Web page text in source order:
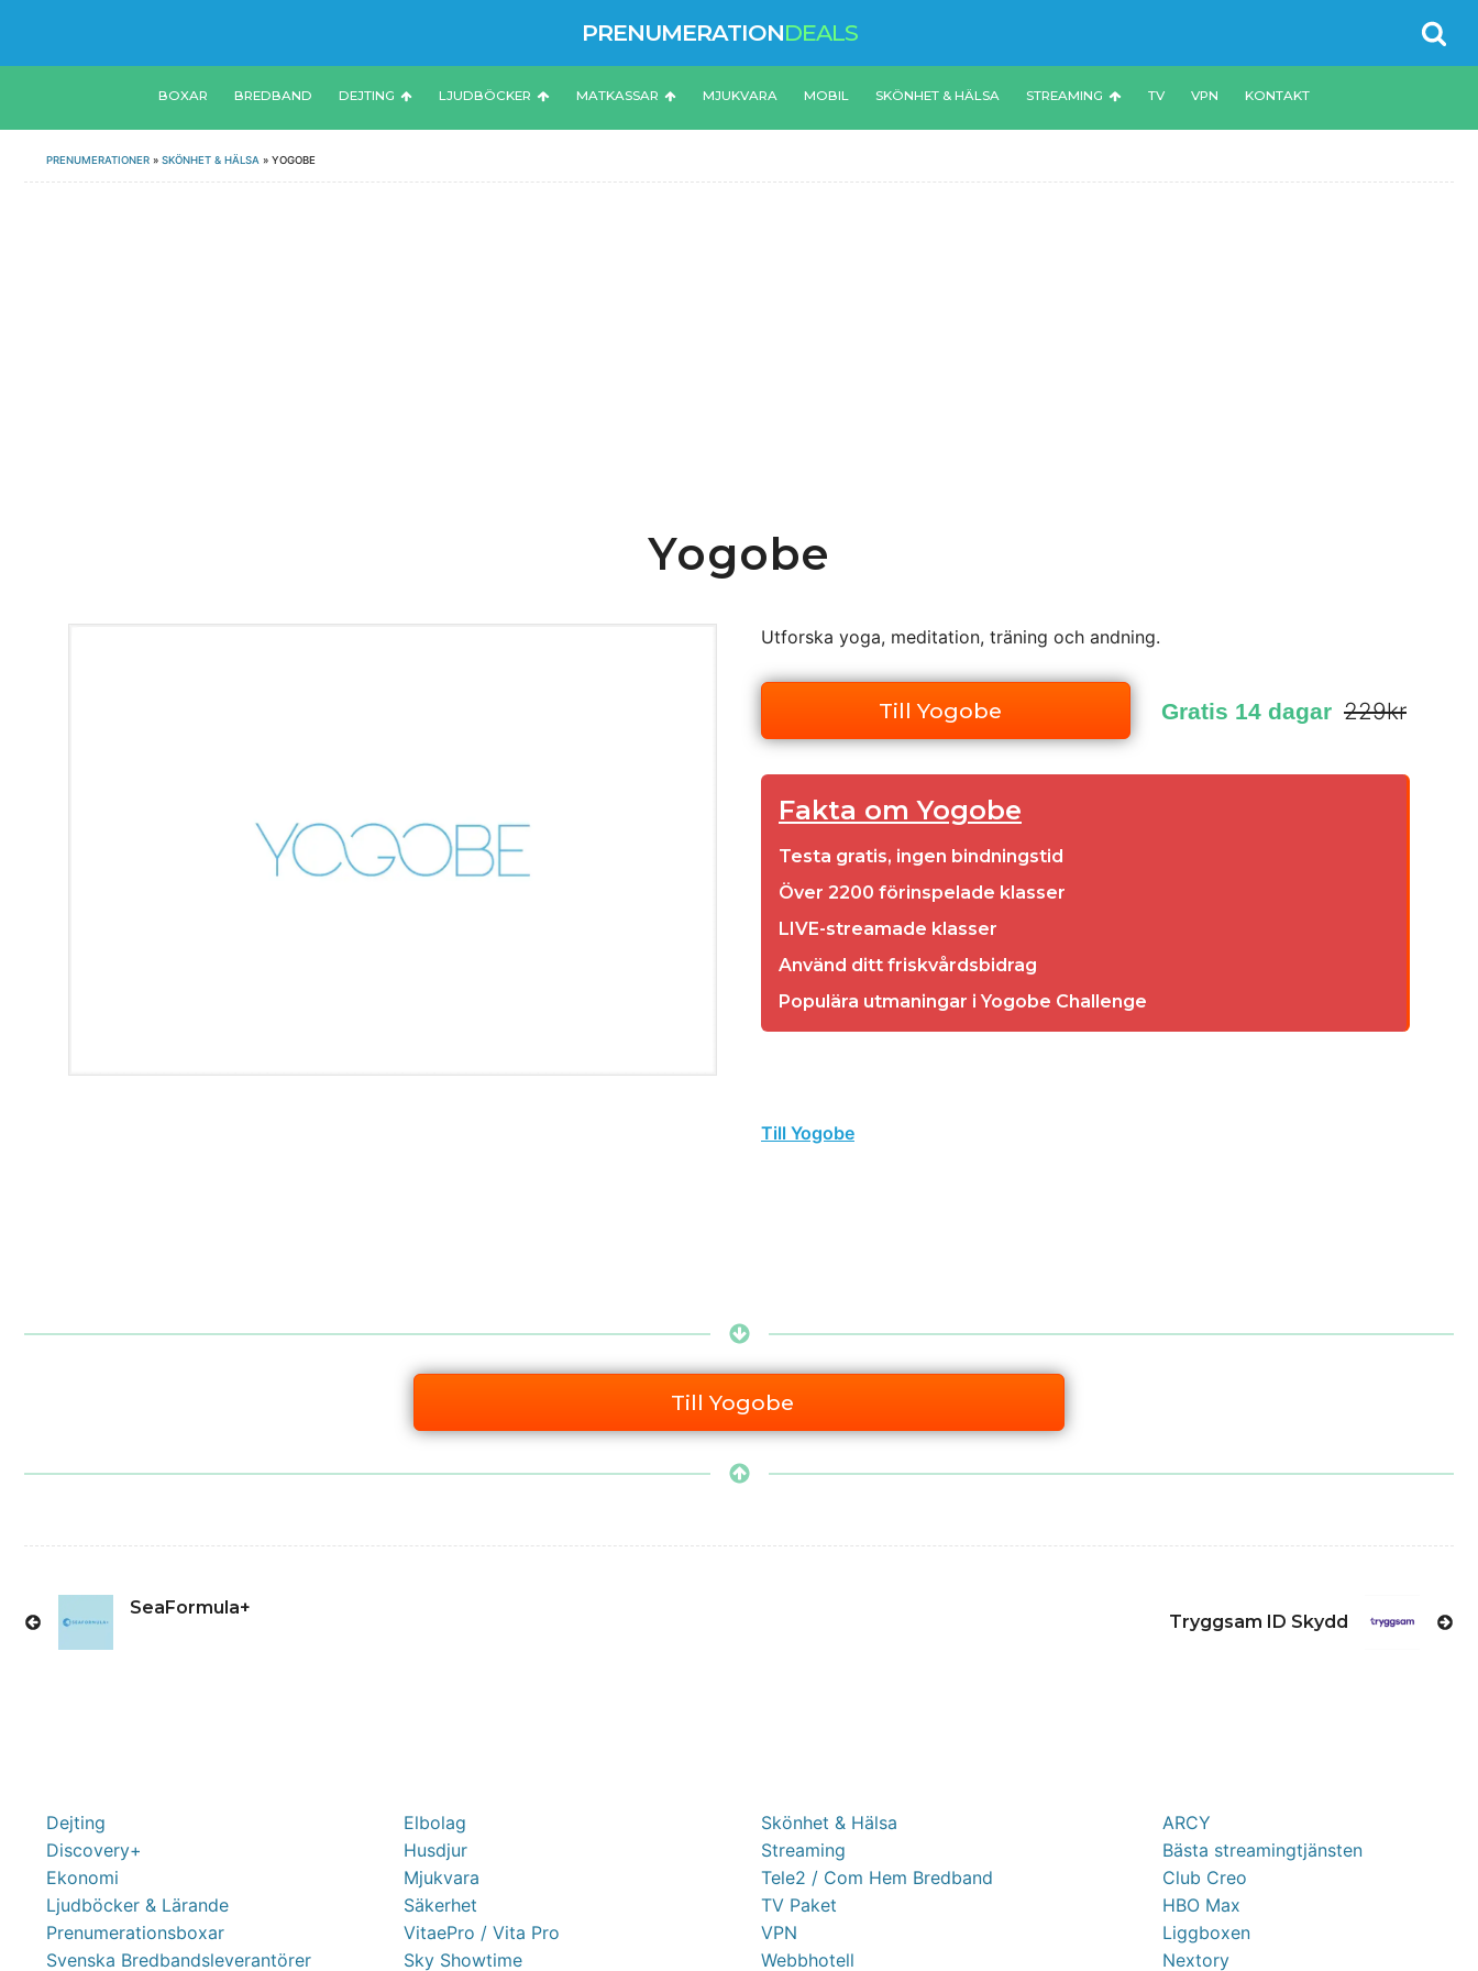
PRENUMERATIONDEALS
BOXAR BREDBAND DEJTING LJUDBÖCKER MATKASSAR MJUKVARA MOBIL SKÖNHET & HÄLSA STREAMING TV VPN KONTAKT
PRENUMERATIONER » SKÖNHET & HÄLSA » YOGOBE
Yogobe
Utforska yoga, meditation, träning och andning.
Till Yogobe Gratis 14 dagar 229kr
Fakta om Yogobe
Testa gratis, ingen bindningstid
Över 2200 förinspelade klasser
LIVE-streamade klasser
Använd ditt friskvårdsbidrag
Populära utmaningar i Yogobe Challenge
Till Yogobe
Till Yogobe
SeaFormula+
Tryggsam ID Skydd
Dejting
Discovery+
Ekonomi
Ljudböcker & Lärande
Prenumerationsboxar
Svenska Bredbandsleverantörer
Elbolag
Husdjur
Mjukvara
Säkerhet
VitaePro / Vita Pro
Sky Showtime
Skönhet & Hälsa
Streaming
Tele2 / Com Hem Bredband
TV Paket
VPN
Webbhotell
ARCY
Bästa streamingtjänsten
Club Creo
HBO Max
Liggboxen
Nextory